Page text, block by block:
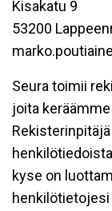
Kisakatu 9
53200
Seura toimii
joita
kyse on